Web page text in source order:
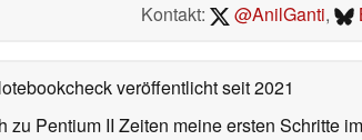
Kontakt:
@AnilGanti,
veröffentlichtseit 2021
Pentium II Zeiten meine ersten Schritte